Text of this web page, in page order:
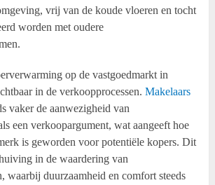
vrij van de koude vloeren en tocht
worden met oudere
op de vastgoedmarkt in
in de verkoopprocessen.Makelaars
vaker de aanwezigheid van
een verkoopargument, wat aangeeft hoe
is geworden voor potentiële kopers. Dit
in de waardering van
waarbij duurzaamheid en comfort steeds